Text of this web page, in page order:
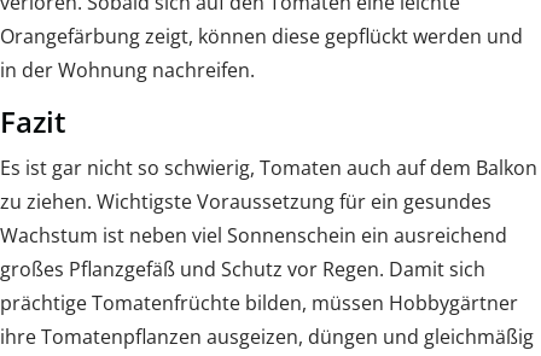
Orangefärbung zeigt, können diese gepflückt werden und
in der Wohnung nachreifen.
Fazit
Es ist gar nicht so schwierig, Tomaten auch auf dem Balkon
zu ziehen. Wichtigste Voraussetzung für ein gesundes
Wachstum ist neben viel Sonnenschein ein ausreichend
großes Pflanzgefäß und Schutz vor Regen. Damit sich
prächtige Tomatenfrüchte bilden, müssen Hobbygärtner
ihre Tomatenpflanzen ausgeizen, düngen und gleichmäßig